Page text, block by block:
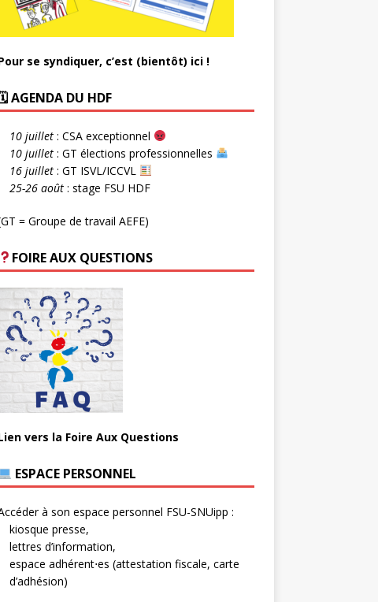
se syndiquer, c’est (bientôt) ici !
AGENDA DU HDF
10 juillet: CSA exceptionnel
10 juillet: GT élections professionnelles
16 juillet: GT ISVL/ICCVL
25-26 août: stage FSU HDF
= Groupe de travail AEFE)
FOIRE AUX QUESTIONS
vers la Foire Aux Questions
ESPACE PERSONNEL
à son espace personnel FSU-SNUipp :
kiosque presse,
lettres d’information,
espace adhérent⋅es (attestation fiscale, carte
d’adhésion)